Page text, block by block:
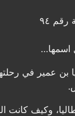
٩٤
اسمها…
بن عمير في
وكيف كانت